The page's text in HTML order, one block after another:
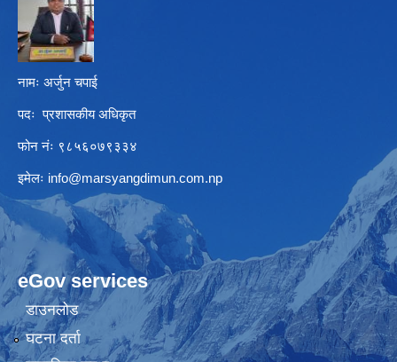
नामः अर्जुन चपाई
पदः प्रशासकीय अधिकृत
फोन नंः ९८५६०७९३३४
इमेलः info@marsyangdimun.com.np
eGov services
डाउनलोड
घटना दर्ता